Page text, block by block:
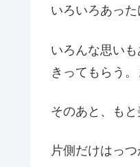
いろいろあっ
いろんな思い
きってもらう
そのあと、も
片側だけはっ